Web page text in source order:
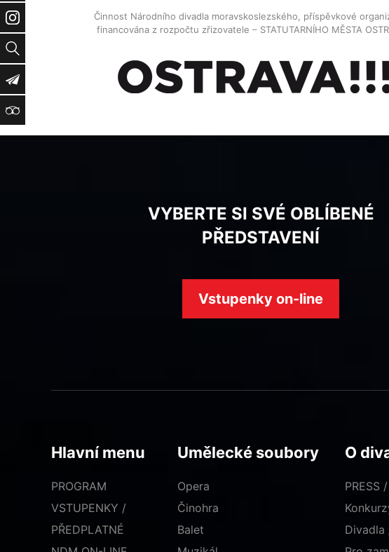
Instagram
Vyhledat
Newsletter
TripAdvisor
Činnost Národního divadla moravskoslezského, příspěvkové
financována z rozpočtu zřizovatele – STATUTARNÍHO MĚSTA
VYBERTE SI SVÉ OBLÍBENÉ
PŘEDSTAVENÍ
Vstupenky on-line
Hlavní menu
PROGRAM
VSTUPENKY /
PŘEDPLATNÉ
Umělecké soubory
Opera
Činohra
Balet
O
PRESS